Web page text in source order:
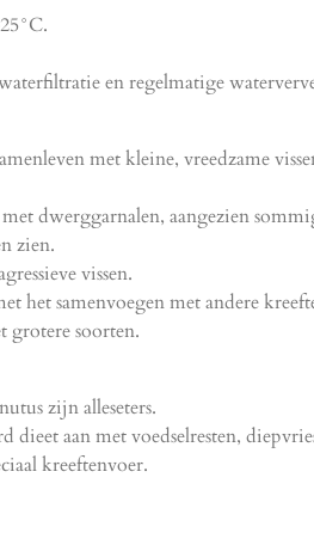
en regelmatige
met kleine, vreedzame
dwerggarnalen, aangezien
zien.
vissen.
het samenvoegen met andere
grotere soorten.
zijn alleseters.
dieet aan met voedselresten,
kreeftenvoer.